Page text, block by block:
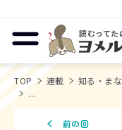
メニューを開閉す
読むってた
ヨメル
TOP 連載 知る・ま
...
前の回